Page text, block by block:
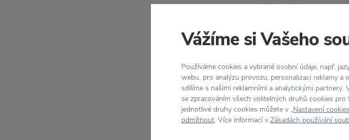
Kód produktu
Barva
Designér
Kolekce
Materiál
Vážíme si Vašeho
Používáme cookies a vybrané osobní údaje, např.
webu, pro analýzu provozu, personalizaci reklamy a
sdílíme s našimi reklamními a analytickými partnery.
se zpracováním všech volitelných druhů cookies
jednotlivé druhy cookies můžete v „Nastavení cookies
odmítnout. Více informací v Zásadách používání